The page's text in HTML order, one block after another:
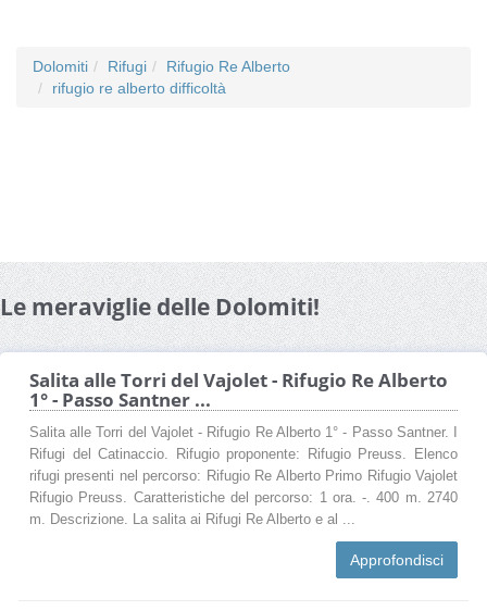
Dolomiti Rifugi
Rifugio Re Alberto
rifugio re alberto difficoltà
Le meraviglie delle Dolomiti!
Salita alle Torri del Vajolet - Rifugio Re Alberto
1° - Passo Santner ...
Salita alle Torri del Vajolet - Rifugio Re Alberto 1° - Passo Santner. I
Rifugi del Catinaccio. Rifugio proponente: Rifugio Preuss. Elenco
rifugi presenti nel percorso: Rifugio Re Alberto Primo Rifugio Vajolet
Rifugio Preuss. Caratteristiche del percorso: 1 ora. -. 400 m. 2740
m. Descrizione. La salita ai Rifugi Re Alberto e al ...
Approfondisci